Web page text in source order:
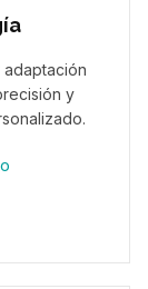
adaptación
y